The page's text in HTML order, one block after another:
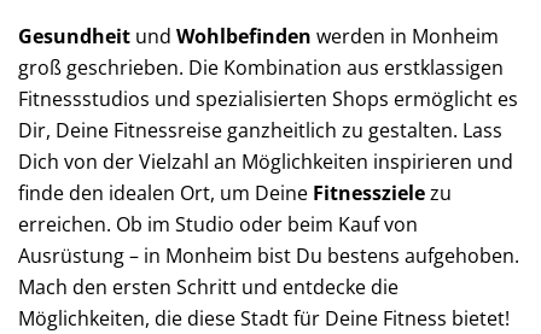
Gesundheit und Wohlbefinden werden in Monheim
groß geschrieben. Die Kombination aus erstklassigen
Fitnessstudios und spezialisierten Shops ermöglicht es
Dir, Deine Fitnessreise ganzheitlich zu gestalten. Lass
Dich von der Vielzahl an Möglichkeiten inspirieren und
finde den idealen Ort, um Deine Fitnesszielezu
erreichen. Ob im Studio oder beim Kauf von
Ausrüstung – in Monheim bist Du bestens aufgehoben.
Mach den ersten Schritt und entdecke die
Möglichkeiten, die diese Stadt für Deine Fitness bietet!